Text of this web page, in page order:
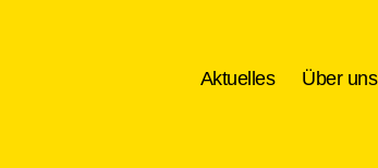
Aktuelles Über uns